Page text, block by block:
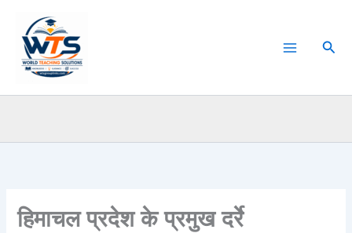
content
हिमाचल प्रदेश के प्रमुख दर्रे